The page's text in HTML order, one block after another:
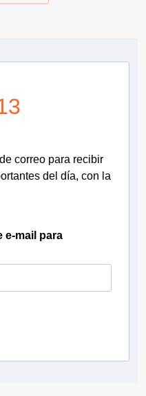
correo para recibir
del día, con la
e-mail para